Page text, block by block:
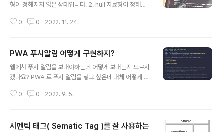
형이 정해지지 않은 상태입니다. 2. null 자료형이 정해진
l 과 Undefined 코드로 비교하기 console.log(null ==
console.log(null === null); // true console.log(un
defined === undefined); // true console.log(null
=== undefined); // false null == undefined 결과가
0 0 2022. 11. 24.
PWA 푸시알림 어떻게 구현하지?
웹에서 푸시 알림을 보내야하는데 어떻게 보내는지 모르시
겠나요? PWA 로 푸시 알림을 넣고 싶은데 대체 어떻게 하
래의 방법으로 기본적인 푸쉬 알림을 띄웠습니다! 제가 만
릿을 사용해서 프로젝트를 여는것이 편하고 좋습니다! np
0 0 2022. 9. 5.
시멘틱 태그( Sematic Tag )를 잘 사용하는